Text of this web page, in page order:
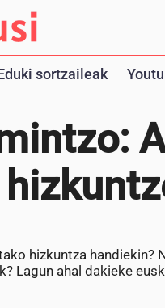
sortzaileak
hizkuntza handiekin?
Lagun ahal dakieke